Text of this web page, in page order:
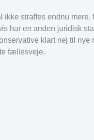
ikke straffes endnu mere,
har en anden juridisk
klart nej til nye
fællesveje.